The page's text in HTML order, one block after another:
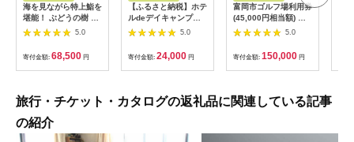
海を見ながら特上鮨を
堪能！ ぶどうの樹 鮨
屋台ペア お食事券 海
鮮 海 屋台 食事 ペア
福岡県 岡垣町
5.0
寄付金額: 68,500 円
【ふるさと納税】ホテ
ルdeデイキャンプ体
験チケット
【1364991】
5.0
寄付金額: 24,000 円
富岡市ゴルフ場利用券
(45,000円相当額) ゴ
ルフ チケット 平日 土
日 祝日 プレー券 関東
群馬県 首都圏 F20E-
382
5.0
寄付金額: 150,000 円
旅行・チケット・カタログの返礼品に関連している記事
の紹介